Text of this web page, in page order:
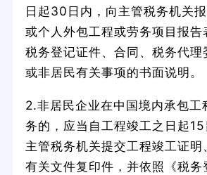
日起30日内，向主管税务机关
或个人外包工程或劳务项目报告
税务登记证件、合同、税务代理
或非居民有关事项的书面说明。
2.非居民企业在中国境内承包工
务的，应当自工程竣工之日起
主管税务机关提交工程竣工证明
有关文件复印件，并依照《税务